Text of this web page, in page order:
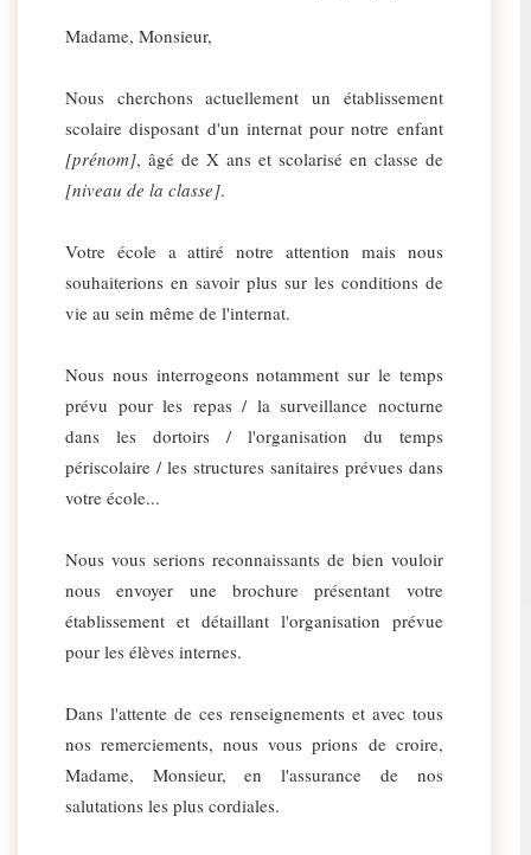
Madame, Monsieur,
Nous cherchons actuellement un établissement
scolaire disposant d'un internat pour notre enfant
[prénom], âgé de X ans et scolarisé en classe de
[niveau de la classe].
Votre école a attiré notre attention mais nous
souhaiterions en savoir plus sur les conditions de
vie au sein même de l'internat.
Nous nous interrogeons notamment sur le temps
prévu pour les repas / la surveillance nocturne
dans les dortoirs / l'organisation du temps
périscolaire / les structures sanitaires prévues dans
votre école...
Nous vous serions reconnaissants de bien vouloir
nous envoyer une brochure présentant votre
établissement et détaillant l'organisation prévue
pour les élèves internes.
Dans l'attente de ces renseignements et avec tous
nos remerciements, nous vous prions de croire,
Madame, Monsieur, en l'assurance de nos
salutations les plus cordiales.